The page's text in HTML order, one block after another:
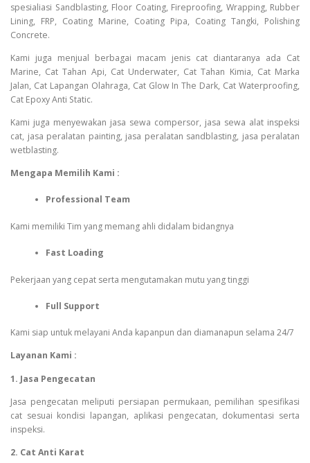
spesialiasi Sandblasting, Floor Coating, Fireproofing, Wrapping, Rubber
Lining, FRP, Coating Marine, Coating Pipa, Coating Tangki, Polishing
Concrete.
Kami juga menjual berbagai macam jenis cat diantaranya ada Cat
Marine, Cat Tahan Api, Cat Underwater, Cat Tahan Kimia, Cat Marka
Jalan, Cat Lapangan Olahraga, Cat Glow In The Dark, Cat Waterproofing,
Cat Epoxy Anti Static.
Kami juga menyewakan jasa sewa compersor, jasa sewa alat inspeksi
cat, jasa peralatan painting, jasa peralatan sandblasting, jasa peralatan
wetblasting.
Mengapa Memilih Kami :
Professional Team
Kami memiliki Tim yang memang ahli didalam bidangnya
Fast Loading
Pekerjaan yang cepat serta mengutamakan mutu yang tinggi
Full Support
Kami siap untuk melayani Anda kapanpun dan diamanapun selama 24/7
Layanan Kami :
1. Jasa Pengecatan
Jasa pengecatan meliputi persiapan permukaan, pemilihan spesifikasi
cat sesuai kondisi lapangan, aplikasi pengecatan, dokumentasi serta
inspeksi.
2. Cat Anti Karat